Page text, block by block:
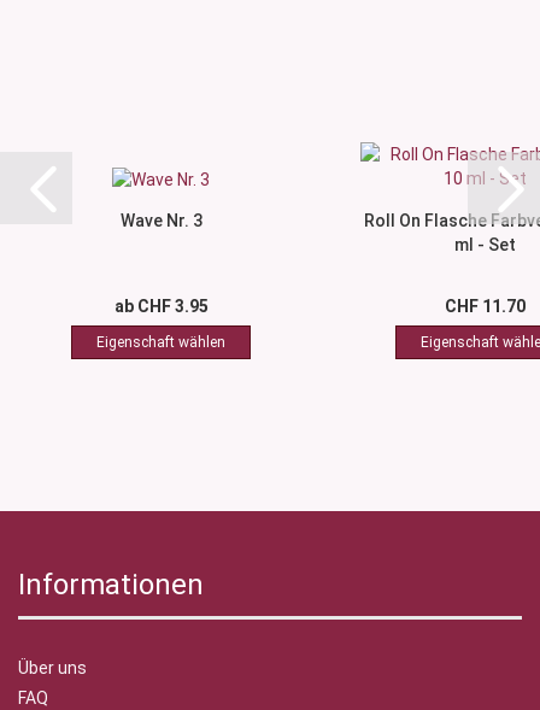
Wave Nr. 3
ab CHF 3.95
Roll On Flasche
ml - Set
CHF 11.70
Informationen
Über uns
FAQ